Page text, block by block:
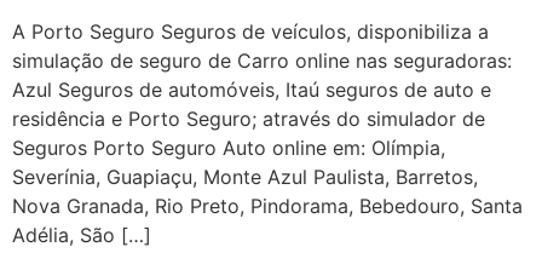
A Porto Seguro Seguros de veículos, disponibiliza a
simulação de seguro de Carro online nas seguradoras:
Azul Seguros de automóveis, Itaú seguros de auto e
residência e Porto Seguro; através do simulador de
Seguros Porto Seguro Auto online em: Olímpia,
Severínia, Guapiaçu, Monte Azul Paulista, Barretos,
Nova Granada, Rio Preto, Pindorama, Bebedouro, Santa
Adélia, São […]